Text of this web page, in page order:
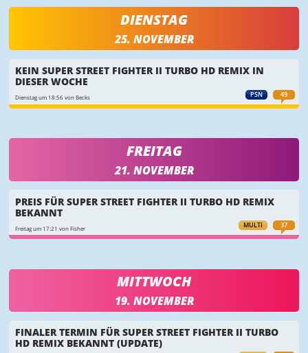
DIENSTAG
25. NOVEMBER
PSN 49
KEIN SUPER STREET FIGHTER II TURBO HD REMIX IN
DIESER WOCHE
Dienstag um 18:56 von Becks
FREITAG
21. NOVEMBER
MULTI 37
PREIS FÜR SUPER STREET FIGHTER II TURBO HD REMIX
BEKANNT
Freitag um 17:21 von Fisher
MITTWOCH
19. NOVEMBER
FINALER TERMIN FÜR SUPER STREET FIGHTER II TURBO
HD REMIX BEKANNT (UPDATE)